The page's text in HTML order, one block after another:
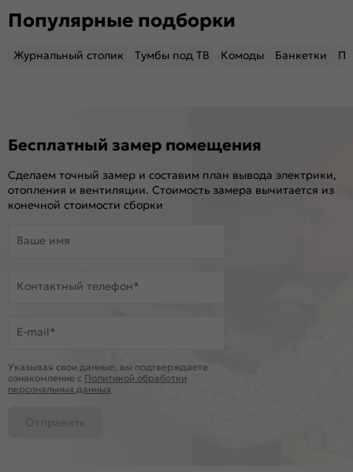
Популярные подборки
Журнальный столик Тумбы под ТВ Комоды Банкетки
Бесплатный замер помещения
Сделаем точный замер и составим план вывода электрики,
отопления и вентиляции. Стоимость замера вычитается из
конечной стоимости сборки
Ваше имя
Контактный телефон*
E-mail*
Указывая свои данные, вы подтверждаете
ознакомление c Политикой обработки
персональных данных
Отправить